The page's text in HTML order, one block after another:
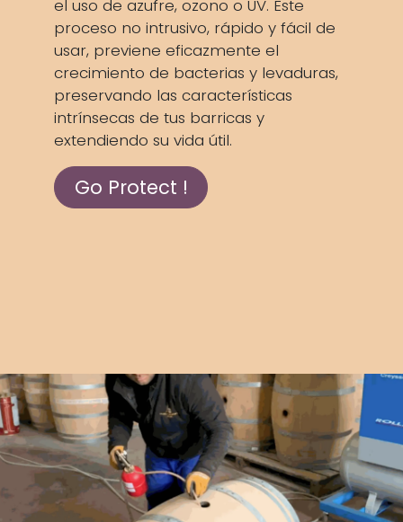
el uso de azufre, ozono o UV. Este
proceso no intrusivo, rápido y fácil de
usar, previene eficazmente el
crecimiento de bacterias y levaduras,
preservando las características
intrínsecas de tus barricas y
extendiendo su vida útil.
Go Protect !